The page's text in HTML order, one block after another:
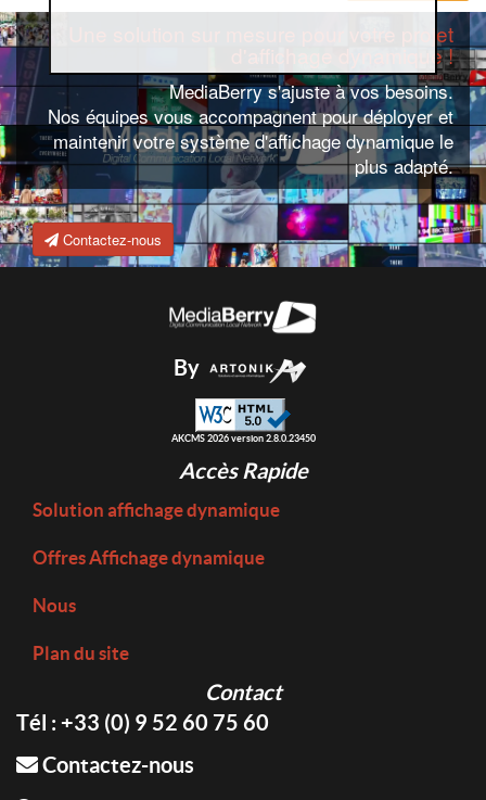
Une solution sur mesure pour votre projet
d'affichage dynamique !
MediaBerry s'ajuste à vos besoins.
Nos équipes vous accompagnent pour déployer et
maintenir votre système d'affichage dynamique le
plus adapté.
Contactez-nous
By
AKCMS 2026 version 2.8.0.23450
Accès Rapide
Solution affichage dynamique
Offres Affichage dynamique
Nous
Plan du site
Contact
Tél : +33 (0) 9 52 60 75 60
Contactez-nous